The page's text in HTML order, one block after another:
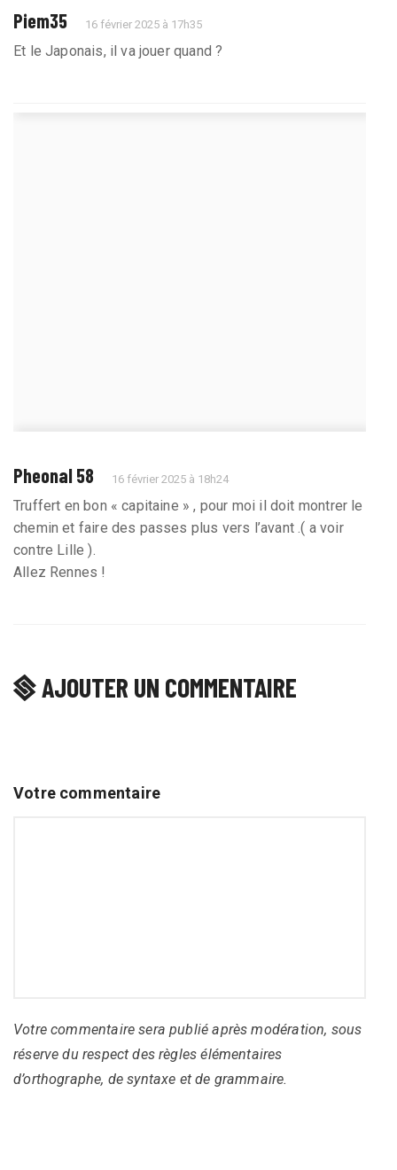
Piem35 16 février 2025 à 17h35
Et le Japonais, il va jouer quand ?
Pheonal 58 16 février 2025 à 18h24
Truffert en bon « capitaine » , pour moi il doit montrer le
chemin et faire des passes plus vers l’avant .( a voir
contre Lille ).
Allez Rennes !
AJOUTER UN COMMENTAIRE
Votre commentaire
Votre commentaire sera publié après modération, sous
réserve du respect des règles élémentaires
d’orthographe, de syntaxe et de grammaire.